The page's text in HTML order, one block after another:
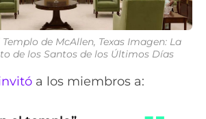
de McAllen, Texas Imagen: La
de los Santos de los Últimos Días
a los miembros a: